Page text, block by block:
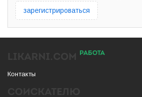
зарегистрироваться
РАБОТА
Контакты